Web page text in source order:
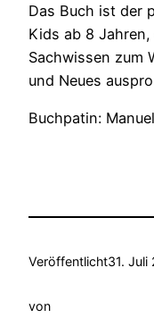
Das Buch ist der
Kids ab 8
Sachwissen zum
und Neues
Buchpatin:
Veröffentlicht31. Juli
von